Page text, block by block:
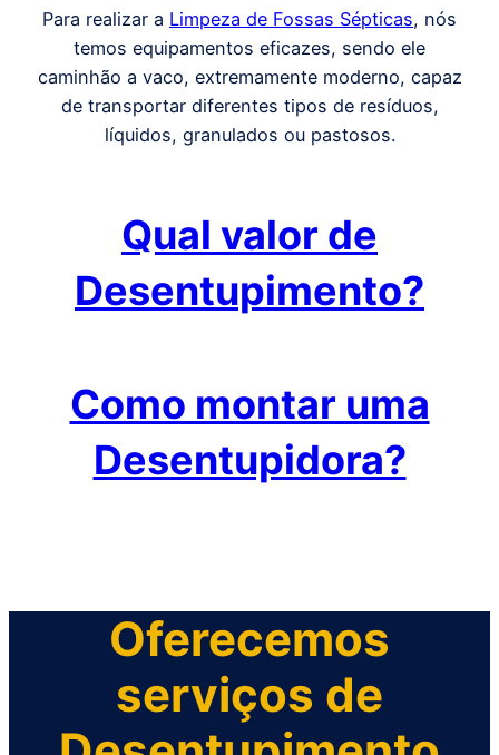
Para realizar a Limpeza de Fossas Sépticas, nós
temos equipamentos eficazes, sendo ele
caminhão a vaco, extremamente moderno, capaz
de transportar diferentes tipos de resíduos,
líquidos, granulados ou pastosos.
Qual valor de
Desentupimento?
Como montar uma
Desentupidora?
Oferecemos
serviços de